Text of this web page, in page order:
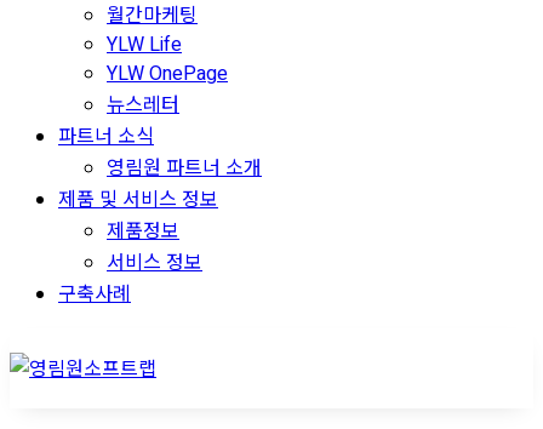
월간마케팅
YLW Life
YLW OnePage
뉴스레터
파트너 소식
영림원 파트너 소개
제품 및 서비스 정보
제품정보
서비스 정보
구축사례